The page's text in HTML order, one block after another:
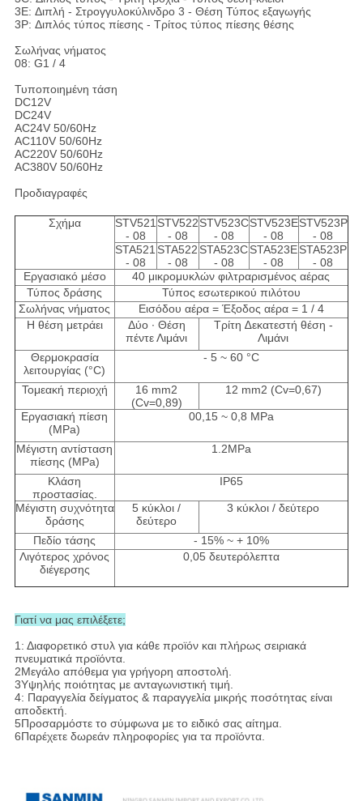
3E: Διπλή - Στρογγυλοκύλινδρο 3 - Θέση Τύπος εξαγωγής
3P: Διπλός τύπος πίεσης - Τρίτος τύπος πίεσης θέσης
Σωλήνας νήματος
08: G1 / 4
Τυποποιημένη τάση
DC12V
DC24V
AC24V 50/60Hz
AC110V 50/60Hz
AC220V 50/60Hz
AC380V 50/60Hz
Προδιαγραφές
Σχήμα
STV521
- 08
STV522
- 08
STV523C
- 08
STV523E
- 08
STV523P
- 08
STA521
- 08
STA522
- 08
STA523C
- 08
STA523E
- 08
STA523P
- 08
Εργασιακό μέσο
40 μικρομυκλών φιλτραρισμένος αέρας
Τύπος δράσης
Τύπος εσωτερικού πιλότου
Σωλήνας νήματος
Εισόδου αέρα = Έξοδος αέρα = 1 / 4
Η θέση μετράει
Δύο ∙ Θέση
πέντε Λιμάνι
Τρίτη ∆εκατεστή θέση -
Λιμάνι
Θερμοκρασία
λειτουργίας (°C)
- 5 ~ 60 °C
Τομεακή περιοχή
16 mm2
(Cv=0,89)
12 mm2 (Cv=0,67)
Εργασιακή πίεση
(MPa)
00,15 ~ 0,8 MPa
Μέγιστη αντίσταση
πίεσης (MPa)
1.2MPa
Κλάση
προστασίας.
IP65
Μέγιστη συχνότητα
δράσης
5 κύκλοι /
δεύτερο
3 κύκλοι / δεύτερο
Πεδίο τάσης
- 15% ~ + 10%
Λιγότερος χρόνος
διέγερσης
0,05 δευτερόλεπτα
Γιατί να μας επιλέξετε;
1: Διαφορετικό στυλ για κάθε προϊόν και πλήρως σειριακά
πνευματικά προϊόντα.
2Μεγάλο απόθεμα για γρήγορη αποστολή.
3Υψηλής ποιότητας με ανταγωνιστική τιμή.
4: Παραγγελία δείγματος & παραγγελία μικρής ποσότητας είναι
αποδεκτή.
5Προσαρμόστε το σύμφωνα με το ειδικό σας αίτημα.
6Παρέχετε δωρεάν πληροφορίες για τα προϊόντα.